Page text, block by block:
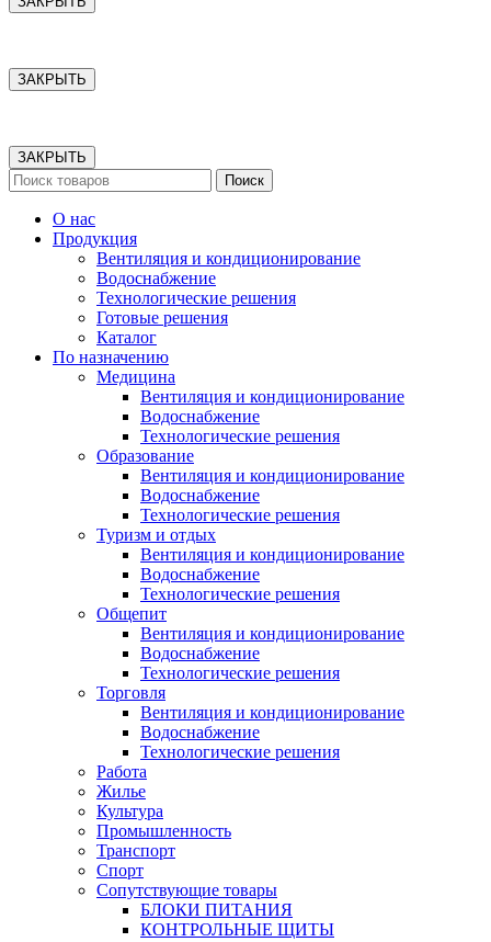
ЗАКРЫТЬ
ЗАКРЫТЬ
Поиск
О нас
Продукция
Вентиляция и кондиционирование
Водоснабжение
Технологические решения
Готовые решения
Каталог
По назначению
Медицина
Вентиляция и кондиционирование
Водоснабжение
Технологические решения
Образование
Вентиляция и кондиционирование
Водоснабжение
Технологические решения
Туризм и отдых
Вентиляция и кондиционирование
Водоснабжение
Технологические решения
Общепит
Вентиляция и кондиционирование
Водоснабжение
Технологические решения
Торговля
Вентиляция и кондиционирование
Водоснабжение
Технологические решения
Работа
Жилье
Культура
Промышленность
Транспорт
Спорт
Сопутствующие товары
БЛОКИ ПИТАНИЯ
КОНТРОЛЬНЫЕ ЩИТЫ